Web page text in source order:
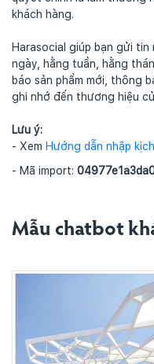
khách hàng.
Harasocial giúp bạn gửi tin
ngày, hằng tuần, hằng
báo sản phẩm mới, thông
ghi nhớ đến thương hiệu
Lưu ý:
- Xem Hướng dẫn nhập
- Mã import:
Mẫu chatbot